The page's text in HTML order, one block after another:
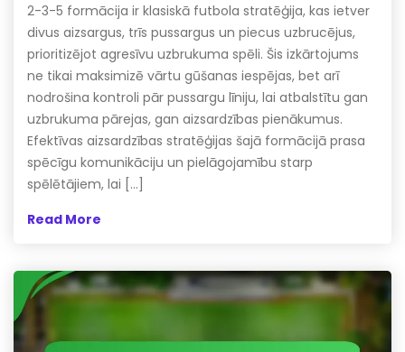
2-3-5 formācija ir klasiskā futbola stratēģija, kas ietver
divus aizsargus, trīs pussargus un piecus uzbrucējus,
prioritizējot agresīvu uzbrukuma spēli. Šis izkārtojums
ne tikai maksimizē vārtu gūšanas iespējas, bet arī
nodrošina kontroli pār pussargu līniju, lai atbalstītu gan
uzbrukuma pārejas, gan aizsardzības pienākumus.
Efektīvas aizsardzības stratēģijas šajā formācijā prasa
spēcīgu komunikāciju un pielāgojamību starp
spēlētājiem, lai […]
Read More